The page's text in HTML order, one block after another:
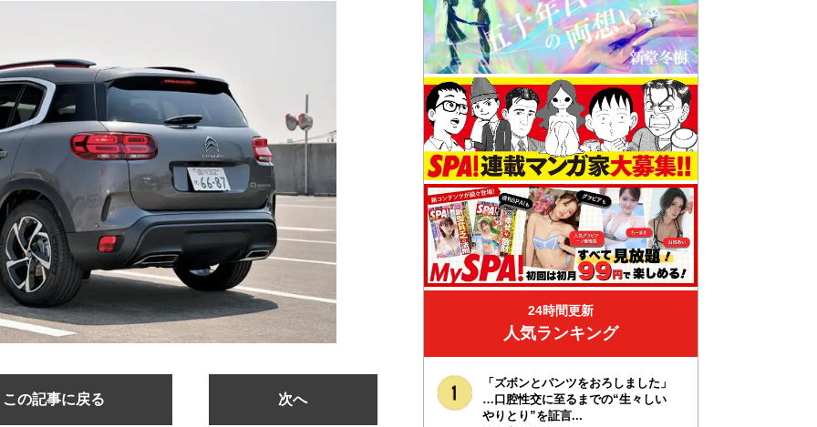
この記事に戻る 次へ
24時間更新
人気ランキング
「ズボンとパンツをおろしました」
…口腔性交に至るまでの“生々しい
やりとり”を証言...